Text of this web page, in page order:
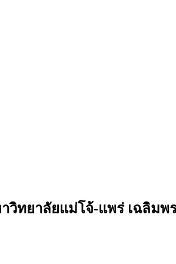
วิทยาลัยแม่โจ้-แพร่ เฉลิมพ